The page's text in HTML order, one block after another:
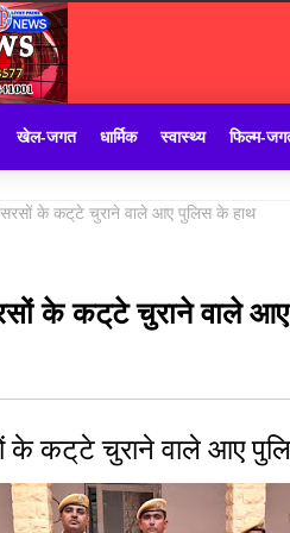
खेल-जगत धार्मिक स्वास्थ्य फिल्म-
सरसों के कट्‌टे चुराने वाले आए पुलिस के हाथ
के कट्‌टे चुराने वाले
के कट्‌टे चुराने वाले आए